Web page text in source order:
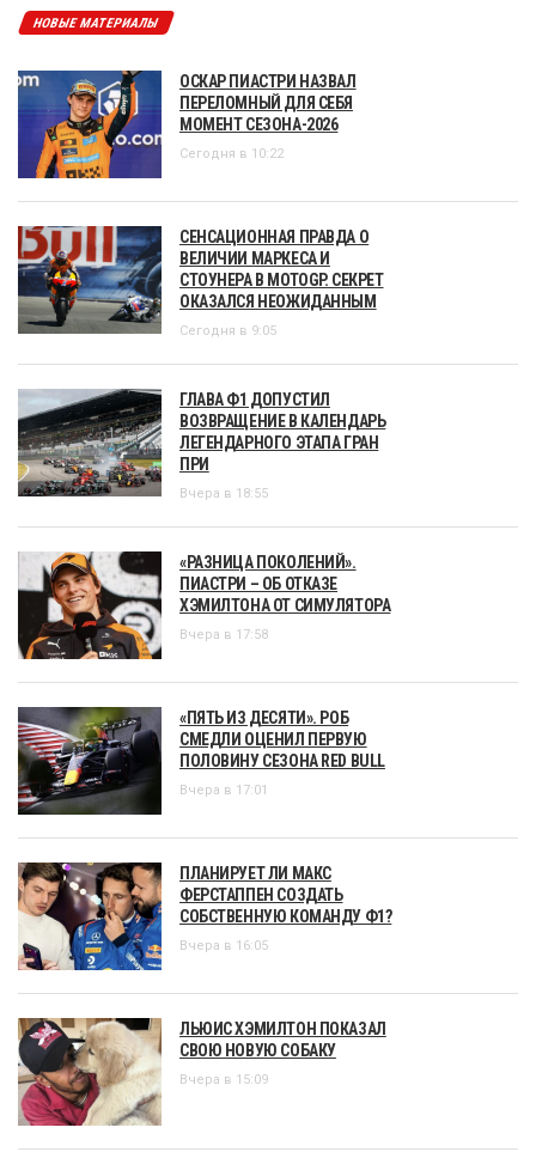
НОВЫЕ МАТЕРИАЛЫ
ОСКАР ПИАСТРИ НАЗВАЛ
ПЕРЕЛОМНЫЙ ДЛЯ СЕБЯ
МОМЕНТ СЕЗОНА-2026
Сегодня в 10:22
СЕНСАЦИОННАЯ ПРАВДА О
ВЕЛИЧИИ МАРКЕСА И
СТОУНЕРА В MOTOGP. СЕКРЕТ
ОКАЗАЛСЯ НЕОЖИДАННЫМ
Сегодня в 9:05
ГЛАВА Ф1 ДОПУСТИЛ
ВОЗВРАЩЕНИЕ В КАЛЕНДАРЬ
ЛЕГЕНДАРНОГО ЭТАПА ГРАН
ПРИ
Вчера в 18:55
«РАЗНИЦА ПОКОЛЕНИЙ».
ПИАСТРИ – ОБ ОТКАЗЕ
ХЭМИЛТОНА ОТ СИМУЛЯТОРА
Вчера в 17:58
«ПЯТЬ ИЗ ДЕСЯТИ». РОБ
СМЕДЛИ ОЦЕНИЛ ПЕРВУЮ
ПОЛОВИНУ СЕЗОНА RED BULL
Вчера в 17:01
ПЛАНИРУЕТ ЛИ МАКС
ФЕРСТАППЕН СОЗДАТЬ
СОБСТВЕННУЮ КОМАНДУ Ф1?
Вчера в 16:05
ЛЬЮИС ХЭМИЛТОН ПОКАЗАЛ
СВОЮ НОВУЮ СОБАКУ
Вчера в 15:09